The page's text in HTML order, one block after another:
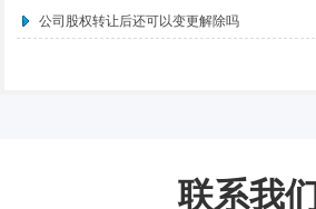
公司股权转让后还可以变更解除吗
联系我们